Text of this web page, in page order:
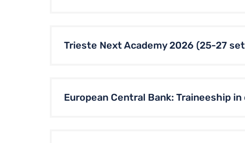
Trieste Next Academy 2026 (25-27
European Central Bank: Traineeship